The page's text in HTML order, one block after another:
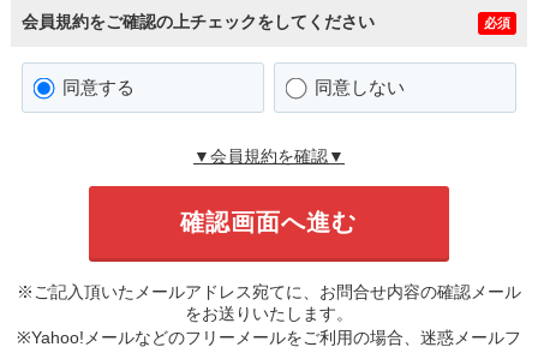
会員規約をご確認の上チェックをしてください 必須
同意する 同意しない
▼会員規約を確認▼
※ご記入頂いたメールアドレス宛てに、お問合せ内容の確認メール
をお送りいたします。
※Yahoo!メールなどのフリーメールをご利用の場合、迷惑メールフ